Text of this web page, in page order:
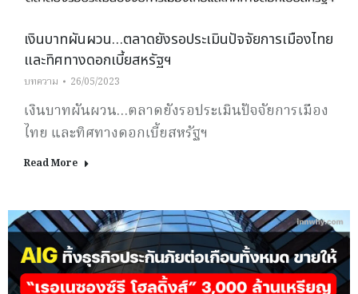
เงินบาทผันผวน…ตลาดยังรอประเมินปัจจัยการเมืองไทย
และทิศทางดอกเบี้ยสหรัฐฯ
บทความ 26/05/2023
เงินบาทผันผวน…ตลาดยังรอประเมินปัจจัยการเมือง
ไทย และทิศทางดอกเบี้ยสหรัฐฯ
Read More